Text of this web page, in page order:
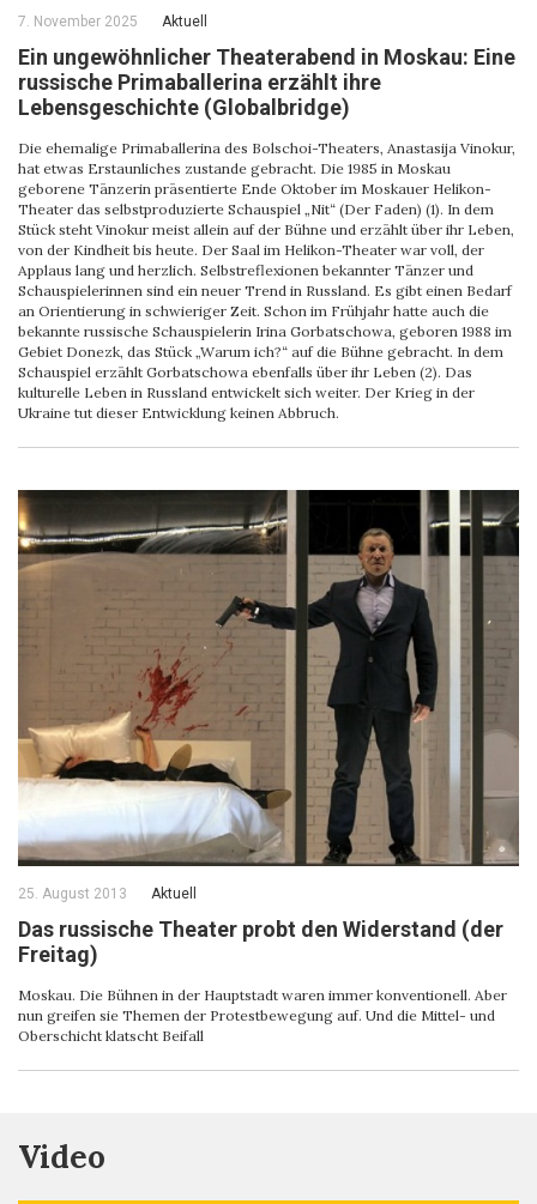
7. November 2025 Aktuell
Ein ungewöhnlicher Theaterabend in Moskau: Eine
russische Primaballerina erzählt ihre
Lebensgeschichte (Globalbridge)
Die ehemalige Primaballerina des Bolschoi-Theaters, Anastasija Vinokur,
hat etwas Erstaunliches zustande gebracht. Die 1985 in Moskau
geborene Tänzerin präsentierte Ende Oktober im Moskauer Helikon-
Theater das selbstproduzierte Schauspiel „Nit“ (Der Faden) (1). In dem
Stück steht Vinokur meist allein auf der Bühne und erzählt über ihr Leben,
von der Kindheit bis heute. Der Saal im Helikon-Theater war voll, der
Applaus lang und herzlich. Selbstreflexionen bekannter Tänzer und
Schauspielerinnen sind ein neuer Trend in Russland. Es gibt einen Bedarf
an Orientierung in schwieriger Zeit. Schon im Frühjahr hatte auch die
bekannte russische Schauspielerin Irina Gorbatschowa, geboren 1988 im
Gebiet Donezk, das Stück „Warum ich?“ auf die Bühne gebracht. In dem
Schauspiel erzählt Gorbatschowa ebenfalls über ihr Leben (2). Das
kulturelle Leben in Russland entwickelt sich weiter. Der Krieg in der
Ukraine tut dieser Entwicklung keinen Abbruch.
25. August 2013 Aktuell
Das russische Theater probt den Widerstand (der
Freitag)
Moskau. Die Bühnen in der Hauptstadt waren immer konventionell. Aber
nun greifen sie Themen der Protestbewegung auf. Und die Mittel- und
Oberschicht klatscht Beifall
Video